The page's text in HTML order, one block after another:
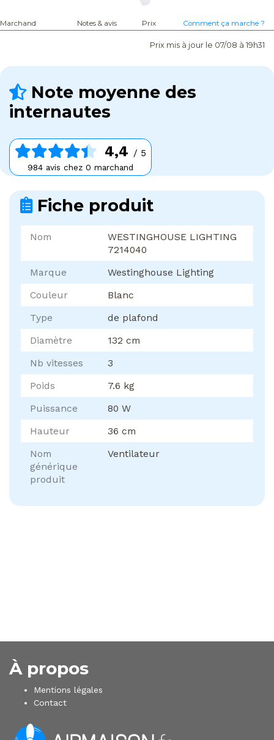
Marchand Notes & avis Prix Comment ça marche ?
Prix mis à jour le 07/08 à 19h31
Note moyenne des
internautes
4,4 / 5
984 avis chez 0 marchand
Fiche produit
Nom
WESTINGHOUSE LIGHTING
7214040
Marque
Westinghouse Lighting
Couleur
Blanc
Type
de plafond
Diamètre
132 cm
Nb vitesses
3
Poids
7.6 kg
Puissance
80 W
Hauteur
36 cm
Nom
générique
produit
Ventilateur
À propos
Mentions légales
Contact